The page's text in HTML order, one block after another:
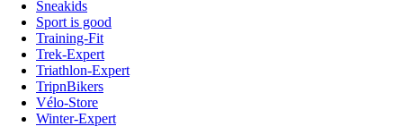
Sneakids
Sport is good
Training-Fit
Trek-Expert
Triathlon-Expert
TripnBikers
Vélo-Store
Winter-Expert